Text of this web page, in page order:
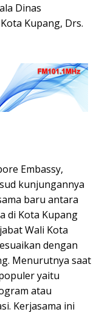
Dinas
Kupang, Drs.
Embassy,
kunjungannya
baru antara
di Kota Kupang
Wali Kota
dengan
Menurutnya saat
yaitu
atau
Kerjasama ini